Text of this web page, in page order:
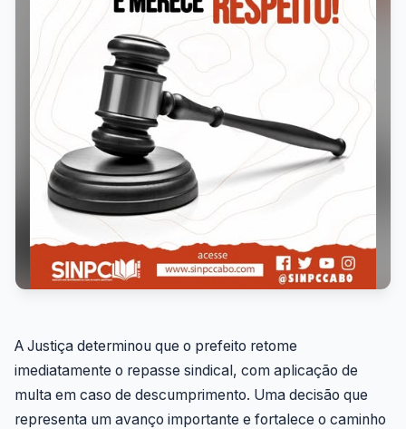
A Justiça determinou que o prefeito retome
imediatamente o repasse sindical, com aplicação de
multa em caso de descumprimento. Uma decisão que
representa um avanço importante e fortalece o caminho